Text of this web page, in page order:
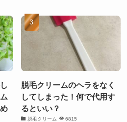
脱毛クリームのヘラをなく
してしまった！何で代用す
るといい？
脱毛クリーム 6815